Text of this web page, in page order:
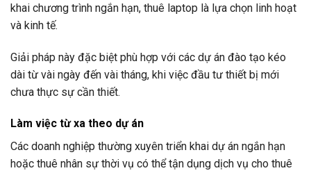
khai chương trình ngắn hạn, thuê laptop là lựa chọn linh hoạt
và kinh tế.
Giải pháp này đặc biệt phù hợp với các dự án đào tạo kéo
dài từ vài ngày đến vài tháng, khi việc đầu tư thiết bị mới
chưa thực sự cần thiết.
Làm việc từ xa theo dự án
Các doanh nghiệp thường xuyên triển khai dự án ngắn hạn
hoặc thuê nhân sự thời vụ có thể tận dụng dịch vụ cho thuê